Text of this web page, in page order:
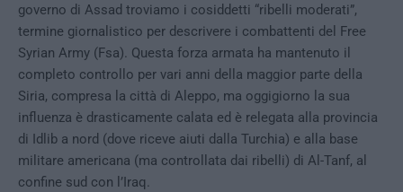
governo di Assad troviamo i cosiddetti “ribelli moderati”,
termine giornalistico per descrivere i combattenti del Free
Syrian Army (Fsa). Questa forza armata ha mantenuto il
completo controllo per vari anni della maggior parte della
Siria, compresa la città di Aleppo, ma oggigiorno la sua
influenza è drasticamente calata ed è relegata alla provincia
di Idlib a nord (dove riceve aiuti dalla Turchia) e alla base
militare americana (ma controllata dai ribelli) di Al-Tanf, al
confine sud con l’Iraq.